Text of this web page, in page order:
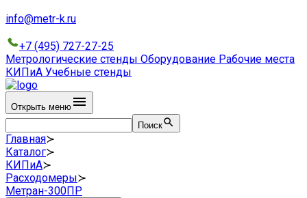
info@metr-k.ru
+7 (495) 727-27-25
Метрологические стенды Оборудование Рабочие места
КИПиА Учебные стенды
Открыть меню
Поиск
Главная≻
Каталог≻
КИПиА≻
Расходомеры≻
Метран-300ПР